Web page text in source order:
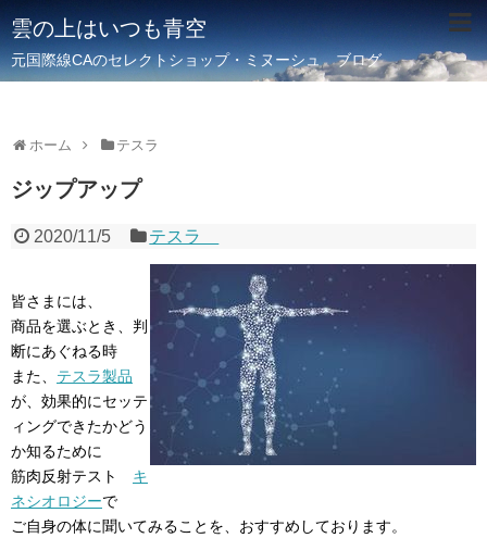
雲の上はいつも青空
元国際線CAのセレクトショップ・ミヌーシュ ブログ
ホーム テスラ
ジップアップ
2020/11/5 テスラ
皆さまには、
商品を選ぶとき、判
断にあぐねる時
また、 テスラ製品
が、効果的にセッテ
ィングできたかどう
か知るために
筋肉反射テスト キ
ネシオロジーで
ご自身の体に聞いてみることを、おすすめしております。